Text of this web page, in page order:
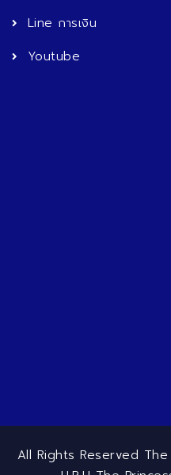
Line การเงิน
Youtube
All Rights Reserved